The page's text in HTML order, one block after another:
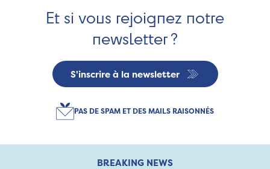
Et si vous rejoignez notre
newsletter ?
S'inscrire à la newsletter
PAS DE SPAM ET DES MAILS RAISONNÉS
BREAKING NEWS